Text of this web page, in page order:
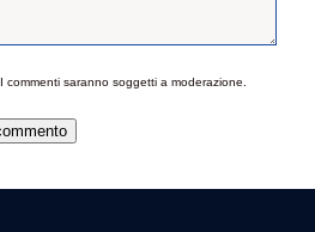
I commenti saranno soggetti a moderazione.